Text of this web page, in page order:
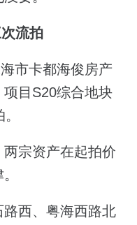
流拍
市卡都海俊房产
目S20综合地块
宗资产在起拍价
西、粤海西路北